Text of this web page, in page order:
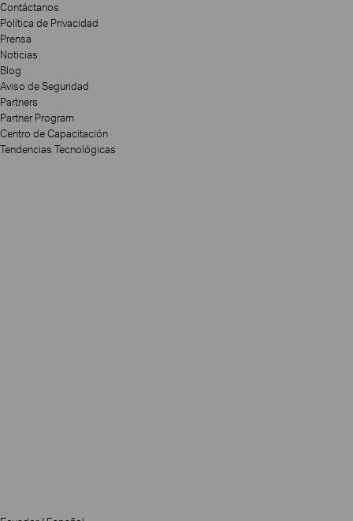
Contáctanos
Política de Privacidad
Prensa
Noticias
Blog
Aviso de Seguridad
Partners
Partner Program
Centro de Capacitación
Tendencias Tecnológicas